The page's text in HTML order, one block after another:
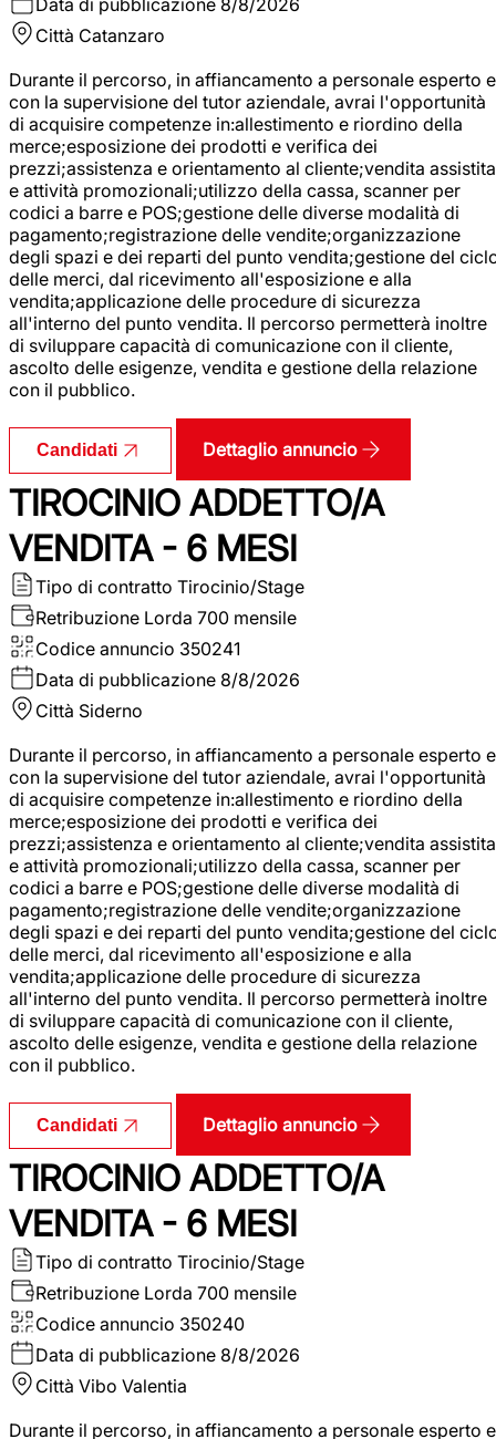
Città Catanzaro
Durante il percorso, in affiancamento a personale esperto e
con la supervisione del tutor aziendale, avrai l'opportunità
di acquisire competenze in:allestimento e riordino della
merce;esposizione dei prodotti e verifica dei
prezzi;assistenza e orientamento al cliente;vendita assistita
e attività promozionali;utilizzo della cassa, scanner per
codici a barre e POS;gestione delle diverse modalità di
pagamento;registrazione delle vendite;organizzazione
degli spazi e dei reparti del punto vendita;gestione del
delle merci, dal ricevimento all'esposizione e alla
vendita;applicazione delle procedure di sicurezza
all'interno del punto vendita. Il percorso permetterà inoltre
di sviluppare capacità di comunicazione con il cliente,
ascolto delle esigenze, vendita e gestione della relazione
con il pubblico.
Candidati Dettaglio annuncio
TIROCINIO ADDETTO/A
VENDITA - 6 MESI
Tipo di contratto Tirocinio/Stage
Retribuzione Lorda 700 mensile
Codice annuncio 350241
Data di pubblicazione 8/8/2026
Città Siderno
Durante il percorso, in affiancamento a personale esperto e
con la supervisione del tutor aziendale, avrai l'opportunità
di acquisire competenze in:allestimento e riordino della
merce;esposizione dei prodotti e verifica dei
prezzi;assistenza e orientamento al cliente;vendita assistita
e attività promozionali;utilizzo della cassa, scanner per
codici a barre e POS;gestione delle diverse modalità di
pagamento;registrazione delle vendite;organizzazione
degli spazi e dei reparti del punto vendita;gestione del
delle merci, dal ricevimento all'esposizione e alla
vendita;applicazione delle procedure di sicurezza
all'interno del punto vendita. Il percorso permetterà inoltre
di sviluppare capacità di comunicazione con il cliente,
ascolto delle esigenze, vendita e gestione della relazione
con il pubblico.
Candidati Dettaglio annuncio
TIROCINIO ADDETTO/A
VENDITA - 6 MESI
Tipo di contratto Tirocinio/Stage
Retribuzione Lorda 700 mensile
Codice annuncio 350240
Data di pubblicazione 8/8/2026
Città Vibo Valentia
Durante il percorso, in affiancamento a personale esperto e